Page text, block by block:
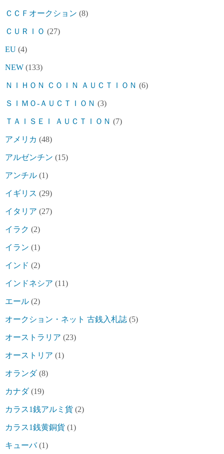
ＣＣＦオークション (8)
ＣＵＲＩＯ (27)
EU (4)
NEW (133)
ＮＩＨＯＮ ＣＯＩＮ ＡＵＣＴＩＯＮ (6)
ＳＩＭＯ-ＡＵＣＴＩＯＮ (3)
ＴＡＩＳＥＩ ＡＵＣＴＩＯＮ (7)
アメリカ (48)
アルゼンチン (15)
アンチル (1)
イギリス (29)
イタリア (27)
イラク (2)
イラン (1)
インド (2)
インドネシア (11)
エール (2)
オークション・ネット 古銭入札誌 (5)
オーストラリア (23)
オーストリア (1)
オランダ(8)
カナダ(19)
カラス1銭アルミ貨 (2)
カラス1銭黄銅貨 (1)
キューバ(1)